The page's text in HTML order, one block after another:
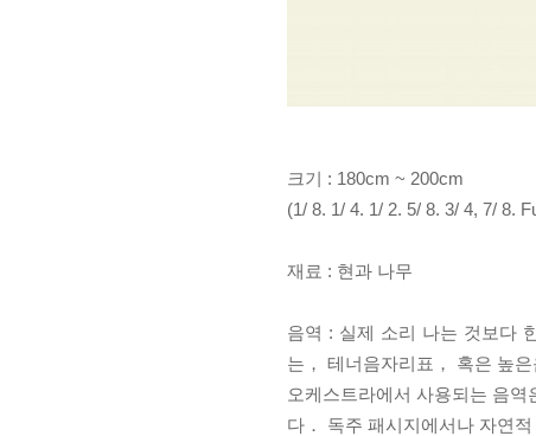
크기 : 180cm ~ 200cm
(1/ 8. 1/ 4. 1/ 2. 5/ 8. 3/ 4, 7/ 8.
재료 : 현과 나무
음역 : 실제 소리 나는 것보다
는， 테너음자리표， 혹은 높
오케스트라에서 사용되는 음
다． 독주 패시지에서나 자연